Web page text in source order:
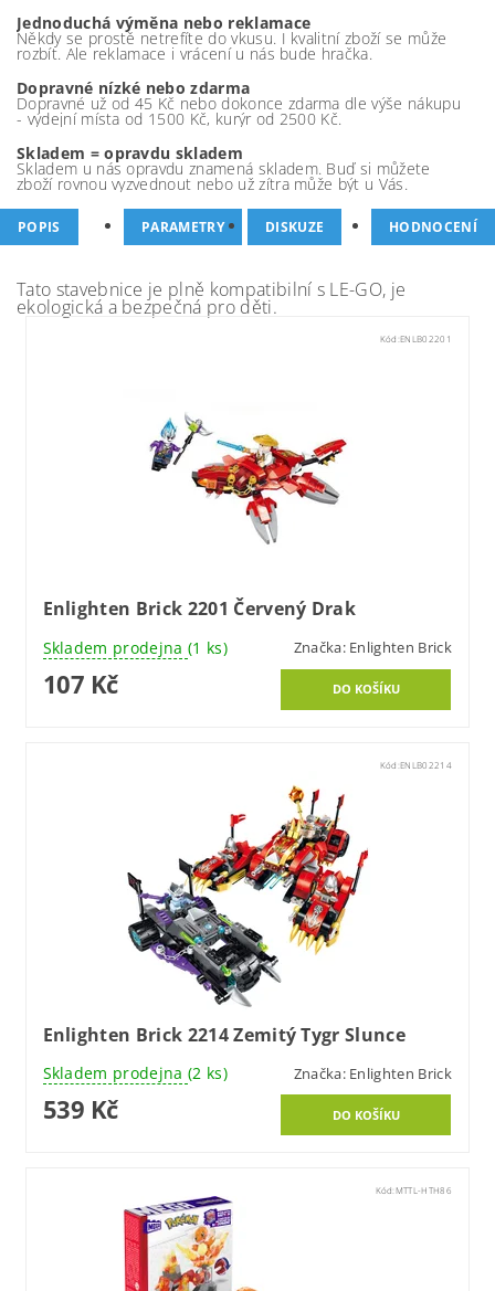
Jednoduchá výměna nebo reklamace
Někdy se prostě netrefíte do vkusu. I kvalitní zboží se může
rozbít. Ale reklamace i vrácení u nás bude hračka.
Dopravné nízké nebo zdarma
Dopravné už od 45 Kč nebo dokonce zdarma dle výše nákupu
- výdejní místa od 1500 Kč, kurýr od 2500 Kč.
Skladem = opravdu skladem
Skladem u nás opravdu znamená skladem. Buď si můžete
zboží rovnou vyzvednout nebo už zítra může být u Vás.
POPIS PARAMETRY DISKUZE HODNOCENÍ
Tato stavebnice je plně kompatibilní s LE-GO, je
ekologická a bezpečná pro děti.
Kód:ENLB02201
Enlighten Brick 2201 Červený Drak
Skladem prodejna (1 ks) Značka: Enlighten Brick
107 Kč
Kód:ENLB02214
Enlighten Brick 2214 Zemitý Tygr Slunce
Skladem prodejna (2 ks) Značka: Enlighten Brick
539 Kč
Kód:MTTL-HTH86